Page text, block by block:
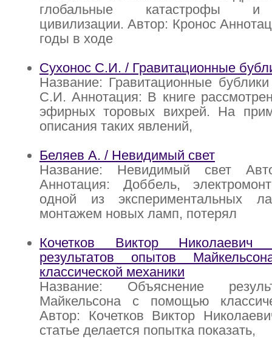
глобальные катастрофы и
цивилизации. Автор: Кронос
годы в ходе
Сухонос С.И. / Гравитационные
Название: Гравитационные
С.И. Аннотация: В книге
эфирных торовых вихрей. На
описания таких явлений,
Беляев А. / Невидимый свет
Название: Невидимый свет
Аннотация: Доббель,
одной из экспериментальных
монтажем новых ламп, потерял
Кочетков Виктор
результатов опытов
классической механики
Название: Объяснение
Майкельсона с помощью
Автор: Кочетков Виктор
статье делается попытка показать,